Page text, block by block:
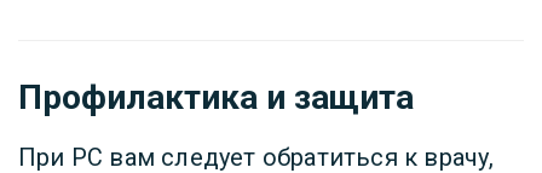
Профилактика и защита
При РС вам следует обратиться к врачу,